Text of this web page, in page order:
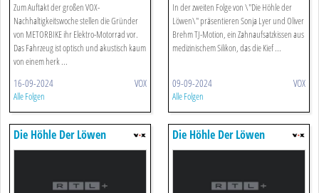
Zum Auftakt der großen VOX-
Nachhaltigkeitswoche stellen die Gründer
von METORBIKE ihr Elektro-Motorrad vor.
Das Fahrzeug ist optisch und akustisch kaum
von einem herk ...
16-09-2024 VOX
Alle Folgen
In der zweiten Folge von \"Die Höhle der
Löwen\" präsentieren Sonja Lyer und Oliver
Brehm TJ-Motion, ein Zahnaufsatzkissen aus
medizinischem Silikon, das die Kief ...
09-09-2024 VOX
Alle Folgen
Die Höhle Der Löwen Die Höhle Der Löwen